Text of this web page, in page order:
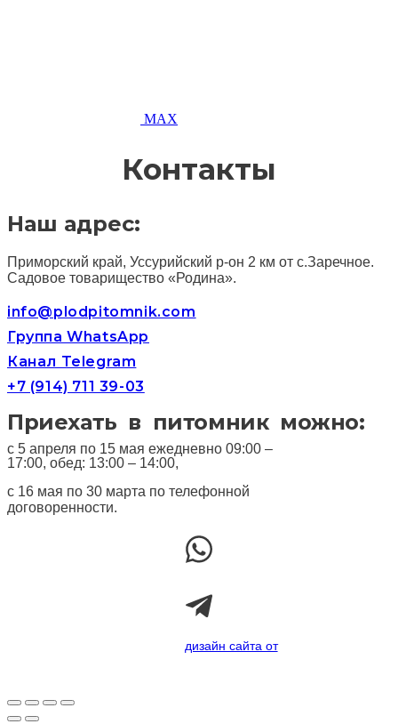
MAX
Контакты
Наш адрес:
Приморский край, Уссурийский р-он 2 км от с.Заречное.
Садовое товарищество «Родина».
info@plodpitomnik.com
Группа WhatsApp
Канал Telegram
+7 (914) 711 39-03
Приехать в питомник можно:
с 5 апреля по 15 мая ежедневно 09:00 –
17:00, обед: 13:00 – 14:00,
с 16 мая по 30 марта по телефонной
договоренности.
дизайн сайта от